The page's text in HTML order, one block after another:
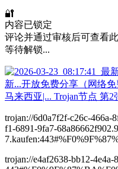
🔐
内容已锁定
评论并通过审核后可查看
等待解锁...
trojan://6d0a7f2f-c26c-466a-
f1-6891-9fa7-
trojan://e4af2638-bb12-